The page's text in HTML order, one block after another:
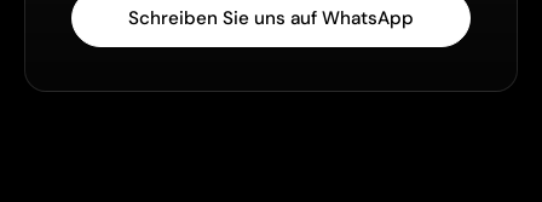
Schreiben Sie uns auf WhatsApp